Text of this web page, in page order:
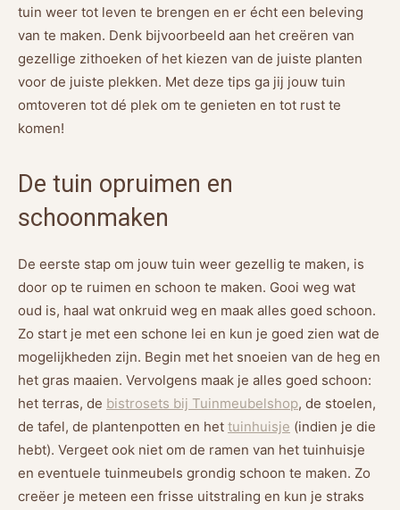
tuin weer tot leven te brengen en er écht een beleving
van te maken. Denk bijvoorbeeld aan het creëren van
gezellige zithoeken of het kiezen van de juiste planten
voor de juiste plekken. Met deze tips ga jij jouw tuin
omtoveren tot dé plek om te genieten en tot rust te
komen!
De tuin opruimen en
schoonmaken
De eerste stap om jouw tuin weer gezellig te maken, is
door op te ruimen en schoon te maken. Gooi weg wat
oud is, haal wat onkruid weg en maak alles goed schoon.
Zo start je met een schone lei en kun je goed zien wat de
mogelijkheden zijn. Begin met het snoeien van de heg en
het gras maaien. Vervolgens maak je alles goed schoon:
het terras, de bistrosets bij Tuinmeubelshop, de stoelen,
de tafel, de plantenpotten en het tuinhuisje (indien je die
hebt). Vergeet ook niet om de ramen van het tuinhuisje
en eventuele tuinmeubels grondig schoon te maken. Zo
creëer je meteen een frisse uitstraling en kun je straks